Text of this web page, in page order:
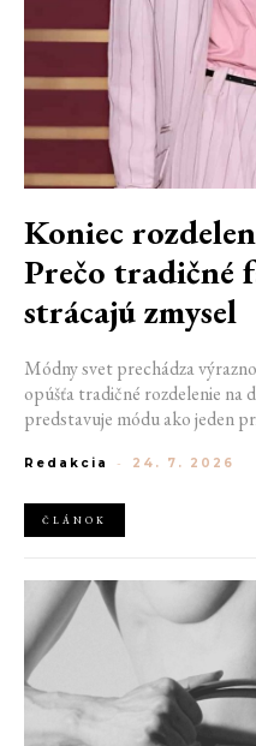
Koniec
Prečo tradičné
strácajú zmysel
Módny svet prechádza
opúšťa tradičné rozdelenie na
predstavuje módu ako jeden
udržateľnosť naznačujú, že
Redakcia - 24. 7. 2026
ČLÁNOK